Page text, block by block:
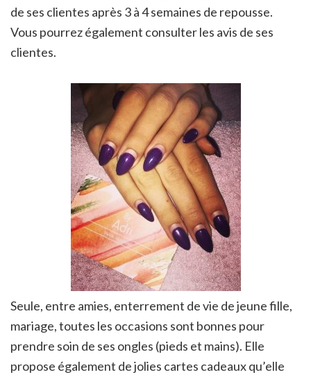
de ses clientes après 3 à 4 semaines de repousse.
Vous pourrez également consulter les avis de ses
clientes.
Seule, entre amies, enterrement de vie de jeune fille,
mariage, toutes les occasions sont bonnes pour
prendre soin de ses ongles (pieds et mains). Elle
propose également de jolies cartes cadeaux qu’elle